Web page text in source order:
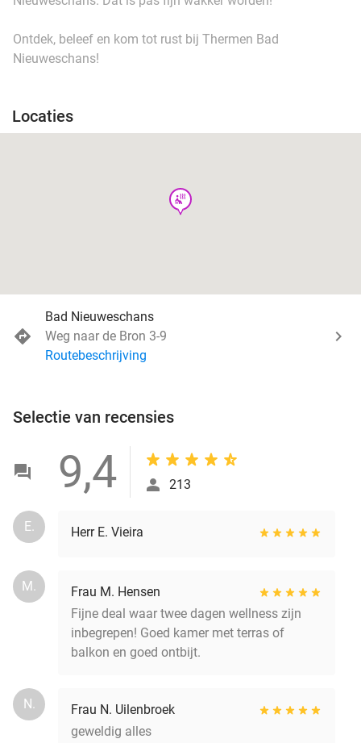
Ontdek, beleef en kom tot rust bij Thermen Bad
Nieuweschans!
Locaties
wellness
Bad Nieuweschans
Weg naar de Bron 3-9
Routebeschrijving
Selectie van recensies
9,4 213
E. Herr E. Vieira
M.
Frau M. Hensen
Fijne deal waar twee dagen wellness zijn
inbegrepen! Goed kamer met terras of
balkon en goed ontbijt.
N.
Frau N. Uilenbroek
geweldig alles